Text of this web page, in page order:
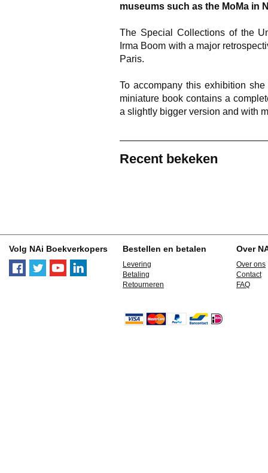
museums such as the MoMa in
The Special Collections of the
Irma Boom with a major
Paris.
To accompany this exhibition
miniature book contains a
a slightly bigger version and with
Recent bekeken
Volg NAi Boekverkopers Bestellen en betalen
Levering
Betaling
Retourneren
Over
Over ons
Contact
FAQ